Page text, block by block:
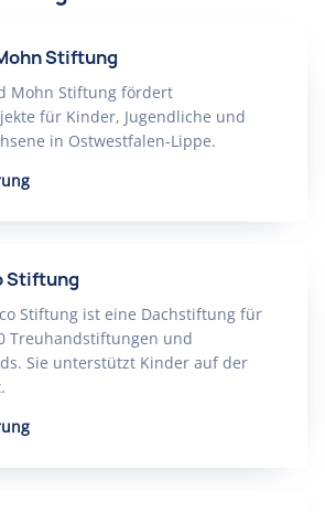
Stiftung
Mohn Stiftung fördert
für Kinder, Jugendliche und
in Ostwestfalen-Lippe.
Stiftung
Stiftung ist eine Dachstiftung für
Treuhandstiftungen und
Sie unterstützt Kinder auf der